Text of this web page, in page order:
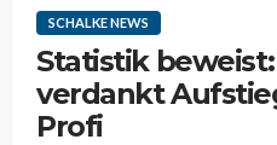
SCHALKE NEWS
Statistik
verdankt
Profi